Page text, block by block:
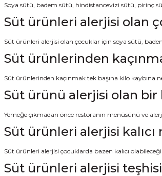
Soya sütü, badem sütü, hindistancevizi sütü, pirinç
Süt ürünleri alerjisi olan
Süt ürünleri alerjisi olan çocuklar için soya sütü,
Süt ürünlerinden
Süt ürünlerinden kaçınmak tek başına kilo
Süt ürünü alerjisi olan bir
Yemeğe çıkmadan önce restoranın menüsünü ve
Süt ürünleri alerjisi kalıcı
Süt ürünleri alerjisi çocuklarda bazen kalıcı
Süt ürünleri alerjisi